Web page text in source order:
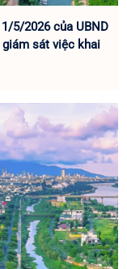
5/2026 của UBND
giám sát việc khai